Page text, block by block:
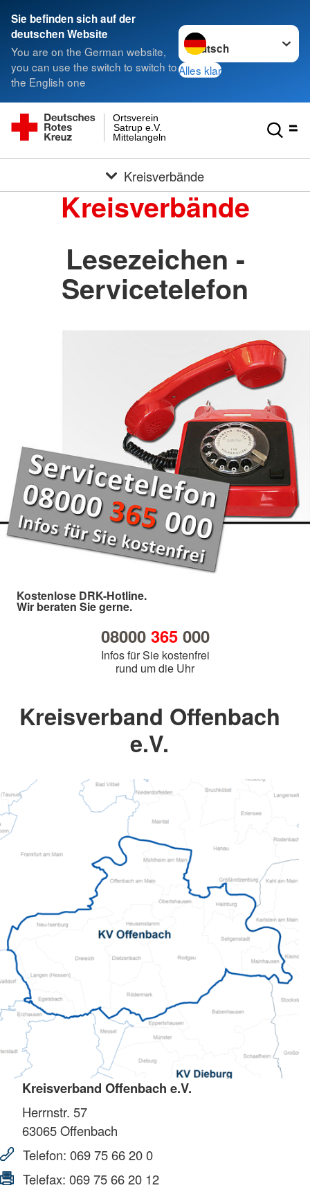
Sie befinden sich auf der
deutschen Website
You are on the German website,
you can use the switch to switch to
the English one
Sprache wechseln zu
Alles klar
Mittelangeln
Satrup e.V.
Ortsverein
Kreisverbände
Kreisverbände
Lesezeichen -
Servicetelefon
Kostenlose DRK-Hotline.
Wir beraten Sie gerne.
08000 365000
Infos für Sie kostenfrei
rund um die Uhr
Kreisverband Offenbach
e.V.
Kreisverband Offenbach e.V.
Herrnstr. 57
63065Offenbach
Telefon: 069 75 66 20 0
Telefax: 069 75 66 20 12